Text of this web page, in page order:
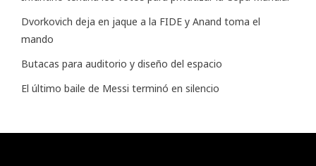
Dvorkovich deja en jaque a la FIDE y Anand toma el
mando
Butacas para auditorio y diseño del espacio
El último baile de Messi terminó en silencio